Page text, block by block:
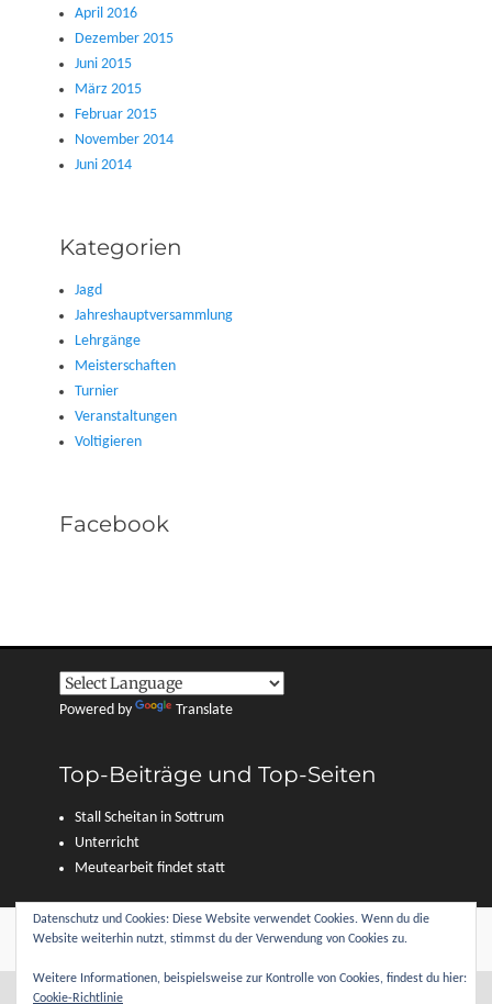
April 2016
Dezember 2015
Juni 2015
März 2015
Februar 2015
November 2014
Juni 2014
Kategorien
Jagd
Jahreshauptversammlung
Lehrgänge
Meisterschaften
Turnier
Veranstaltungen
Voltigieren
Facebook
Powered by Translate
Top-Beiträge und Top-Seiten
Stall Scheitan in Sottrum
Unterricht
Meutearbeit findet statt
Datenschutz und Cookies: Diese Website verwendet Cookies. Wenn du die
Website weiterhin nutzt, stimmst du der Verwendung von Cookies zu.
Weitere Informationen, beispielsweise zur Kontrolle von Cookies, findest du hier:
Cookie-Richtlinie